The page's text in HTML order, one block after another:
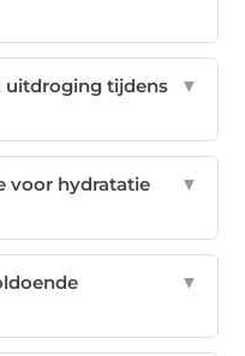
uitdroging tijdens
▼
voor hydratatie
▼
▼